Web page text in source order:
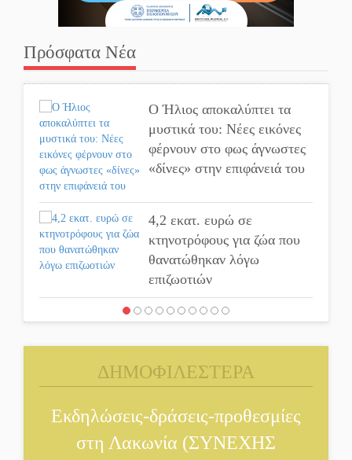
Πρόσφατα Νέα
Ο Ήλιος αποκαλύπτει τα
μυστικά του: Νέες εικόνες
φέρνουν στο φως άγνωστες
«δίνες» στην επιφάνειά του
4,2 εκατ. ευρώ σε
κτηνοτρόφους για ζώα που
θανατώθηκαν λόγω
επιζωοτιών
Η ψυχολογία της ανατροπής
Ένα «ταξίδι» τέχνης και
Τα Λαγκάδια κρατούν
ΔΗΜΟΦΙΛΕΣΤΕΡΑ
Εκδηλώσεις-δράσεις-προθεσμίες
στη Λακωνία (ΣΥΝΕΧΗΣ